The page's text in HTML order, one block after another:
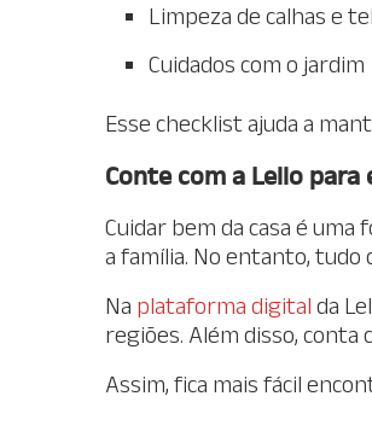
Limpeza de calhas e
Cuidados com o jardim
Esse checklist ajuda a
Conte com a Lello
Cuidar bem da casa é
a família. No entanto, tudo
Na plataforma digital da
regiões. Além disso, conta
Assim, fica mais fácil